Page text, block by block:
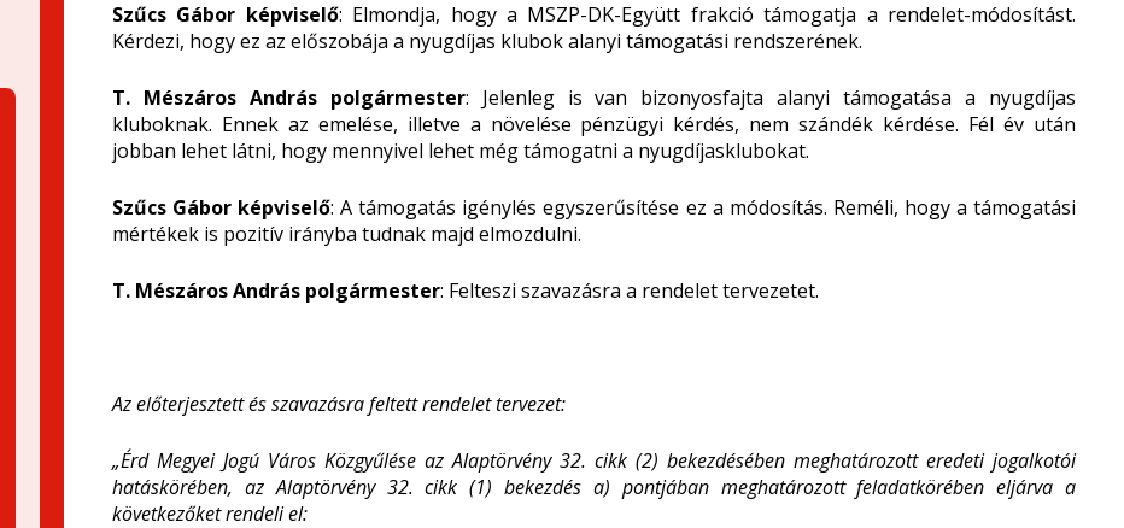
Szűcs Gábor képviselő: Elmondja, hogy a MSZP-DK-Együtt frakció támogatja a rendelet-módosítást.
Kérdezi, hogy ez az előszobája a nyugdíjas klubok alanyi támogatási rendszerének.
T. Mészáros András polgármester: Jelenleg is van bizonyosfajta alanyi támogatása a nyugdíjas
kluboknak. Ennek az emelése, illetve a növelése pénzügyi kérdés, nem szándék kérdése. Fél év után
jobban lehet látni, hogy mennyivel lehet még támogatni a nyugdíjasklubokat.
Szűcs Gábor képviselő: A támogatás igénylés egyszerűsítése ez a módosítás. Reméli, hogy a támogatási
mértékek is pozitív irányba tudnak majd elmozdulni.
T. Mészáros András polgármester: Felteszi szavazásra a rendelet tervezetet.
Az előterjesztett és szavazásra feltett rendelet tervezet:
„Érd Megyei Jogú Város Közgyűlése az Alaptörvény 32. cikk (2) bekezdésében meghatározott eredeti jogalkotói
hatáskörében, az Alaptörvény 32. cikk (1) bekezdés a) pontjában meghatározott feladatkörében eljárva a
következőket rendeli el: